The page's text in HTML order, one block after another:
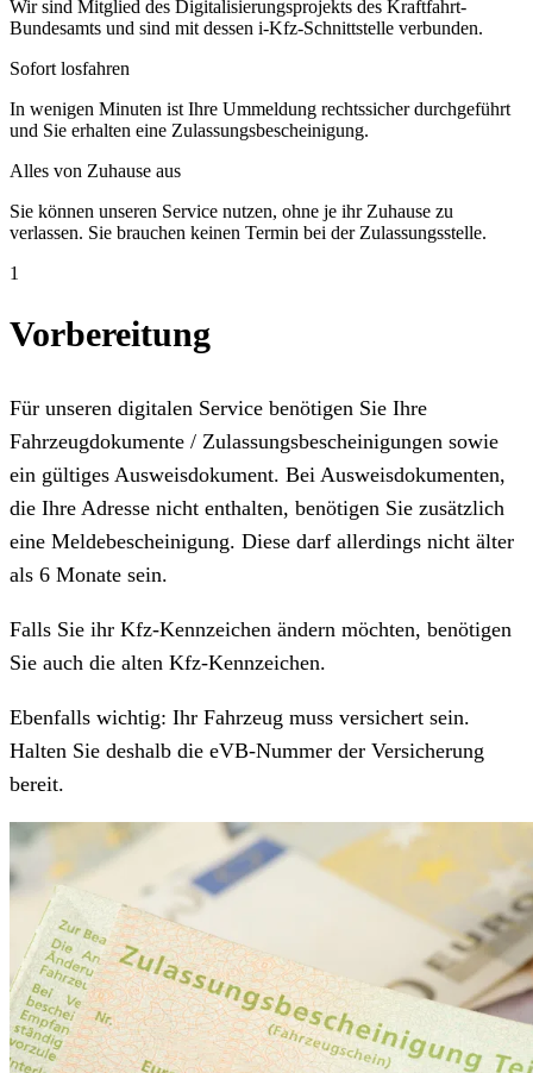
Wir sind Mitglied des Digitalisierungsprojekts des Kraftfahrt-
Bundesamts und sind mit dessen i-Kfz-Schnittstelle verbunden.
Sofort losfahren
In wenigen Minuten ist Ihre Ummeldung rechtssicher durchgeführt
und Sie erhalten eine Zulassungsbescheinigung.
Alles von Zuhause aus
Sie können unseren Service nutzen, ohne je ihr Zuhause zu
verlassen. Sie brauchen keinen Termin bei der Zulassungsstelle.
1
Vorbereitung
Für unseren digitalen Service benötigen Sie Ihre
Fahrzeugdokumente / Zulassungsbescheinigungen sowie
ein gültiges Ausweisdokument. Bei Ausweisdokumenten,
die Ihre Adresse nicht enthalten, benötigen Sie zusätzlich
eine Meldebescheinigung. Diese darf allerdings nicht älter
als 6 Monate sein.
Falls Sie ihr Kfz-Kennzeichen ändern möchten, benötigen
Sie auch die alten Kfz-Kennzeichen.
Ebenfalls wichtig: Ihr Fahrzeug muss versichert sein.
Halten Sie deshalb die eVB-Nummer der Versicherung
bereit.